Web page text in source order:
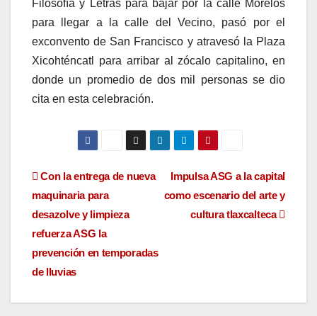
Filosofía y Letras para bajar por la calle Morelos
para llegar a la calle del Vecino, pasó por el
exconvento de San Francisco y atravesó la Plaza
Xicohténcatl para arribar al zócalo capitalino, en
donde un promedio de dos mil personas se dio
cita en esta celebración.
Navegación
de
entradas
Impulsa ASG a la capital
como escenario del arte y
cultura tlaxcalteca
Con la entrega de nueva
maquinaria para
desazolve y limpieza
refuerza ASG la
prevención en temporadas
de lluvias